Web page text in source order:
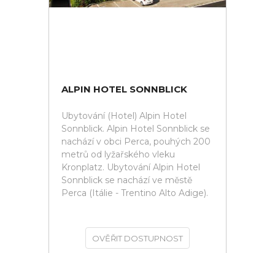
ALPIN HOTEL SONNBLICK
Ubytování (Hotel) Alpin Hotel
Sonnblick. Alpin Hotel Sonnblick se
nachází v obci Perca, pouhých 200
metrů od lyžařského vleku
Kronplatz. Ubytování Alpin Hotel
Sonnblick se nachází ve městě
Perca (Itálie - Trentino Alto Adige).
OVĚŘIT DOSTUPNOST